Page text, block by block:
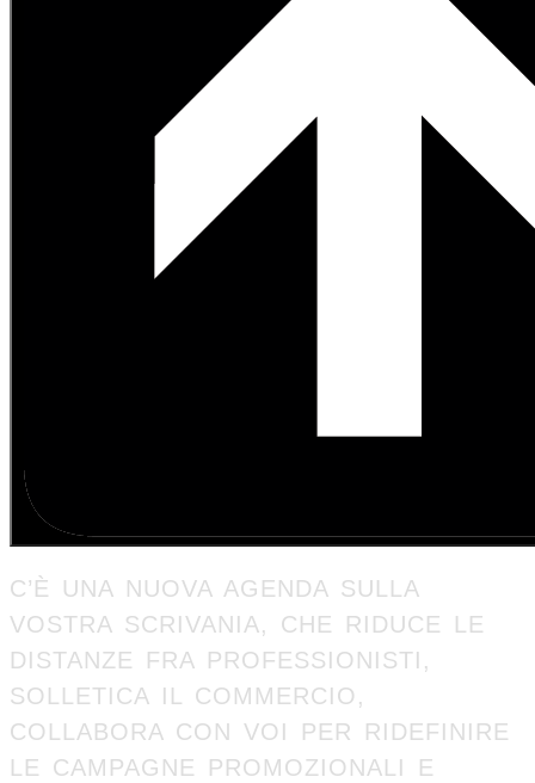
C’È UNA NUOVA AGENDA SULLA
VOSTRA SCRIVANIA, CHE RIDUCE LE
DISTANZE FRA PROFESSIONISTI,
SOLLETICA IL COMMERCIO,
COLLABORA CON VOI PER RIDEFINIRE
LE CAMPAGNE PROMOZIONALI E